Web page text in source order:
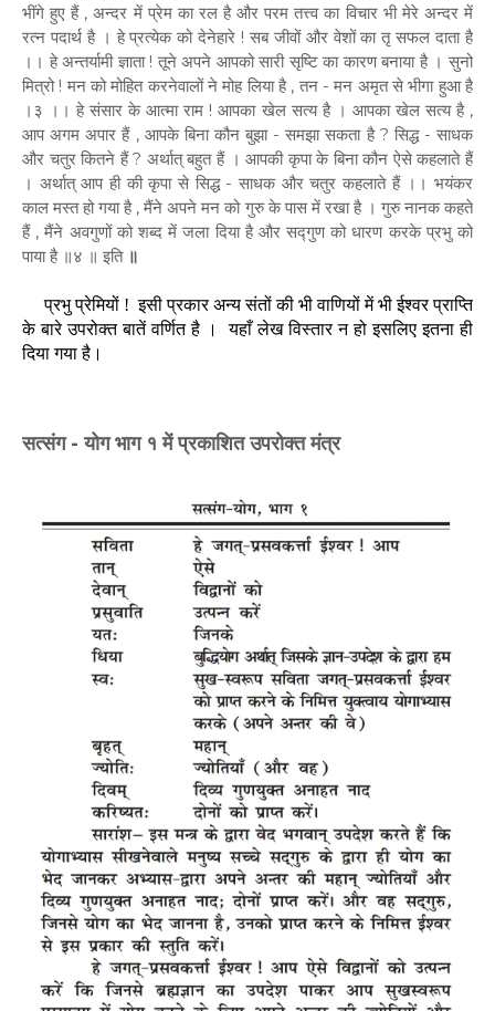
भींगे हुए हैं , अन्दर में प्रेम का रल है और परम तत्त्व का विचार भी मेरे अन्दर में
रत्न पदार्थ है । हे प्रत्येक को देनेहारे ! सब जीवों औरवेशों का तृ सफल दाता है
।। हे अन्तर्यामी ज्ञाता ! तूने अपने आपको सारी सृष्टि का कारण बनाया है । सुनो
मित्रो ! मन को मोहित करनेवालों ने मोह लिया है , तन - मन अमृत से भीगा हुआ है
।३ ।। हे संसार के आत्मा राम ! आपका खेल सत्य है । आपका खेल सत्य है ,
आप अगम अपार हैं , आपके बिना कौन बुझा - समझा सकता है ? सिद्ध - साधक
और चतुर कितने हैं ? अर्थात् बहुत हैं । आपकी कृपा के बिना कौन ऐसे कहलाते हैं
। अर्थात् आप ही की कृपा से सिद्ध - साधक और चतुर कहलाते हैं ।। भयंकर
काल मस्त हो गया है , मैंने अपने मन को गुरु के पास में रखा है । गुरु नानक कहते
हैं , मैंने अवगुणों को शब्द में जला दिया है और सद्गुण को धारण करके प्रभु को
पाया है ॥४ ॥ इति॥
प्रभु प्रेमियों ! इसी प्रकार अन्य संतों की भी वाणियों में भी ईश्वर प्राप्ति
के बारे उपरोक्त बातें वर्णित है । यहाँ लेख विस्तार न हो इसलिए इतना ही
दिया गया है।
सत्संग - योग भाग १ में प्रकाशित उपरोक्त मंत्र